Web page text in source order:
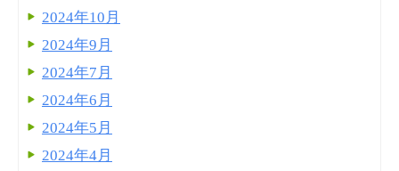
2024年10月
2024年9月
2024年7月
2024年6月
2024年5月
2024年4月